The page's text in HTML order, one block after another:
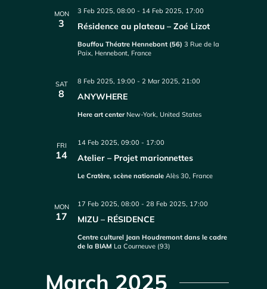
MON
3 Résidence au plateau – Zoé Lizot
3 Feb 2025, 08:00 - 14 Feb 2025, 17:00
Bouffou Théatre Hennebont (56)3 Rue de la
Paix, Hennebont, France
SAT
8 ANYWHERE
8 Feb 2025, 19:00 -2 Mar 2025, 21:00
Here art center New-York, United States
FRI
14 Atelier – Projet marionnettes
14 Feb 2025, 09:00 - 17:00
Le Cratère, scène nationaleAlès 30, France
MON
17 MIZU – RÉSIDENCE
17 Feb 2025, 08:00 -28 Feb 2025, 17:00
Centre culturel Jean Houdremont dans le cadre
de la BIAM La Courneuve (93)
March 2025